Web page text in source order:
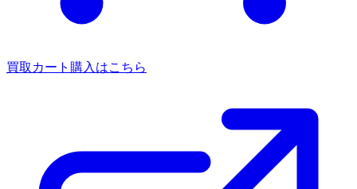
買取カート 購入はこちら